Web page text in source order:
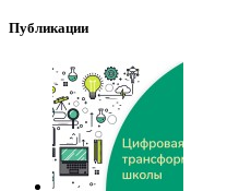
Публикации